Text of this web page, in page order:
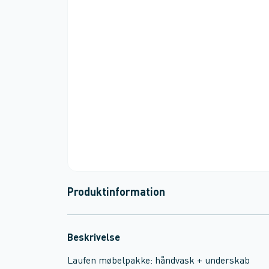
Produktinformation
Beskrivelse
Laufen møbelpakke: håndvask + underskab